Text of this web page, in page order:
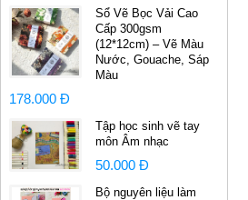
Sổ Vẽ Bọc Vải Cao
Cấp 300gsm
(12*12cm) – Vẽ Màu
Nước, Gouache, Sáp
Màu
178.000 Đ
Tập học sinh vẽ tay
môn Âm nhạc
50.000 Đ
Bộ nguyên liệu làm